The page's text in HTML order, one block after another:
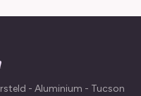
- Aluminium - Tucson